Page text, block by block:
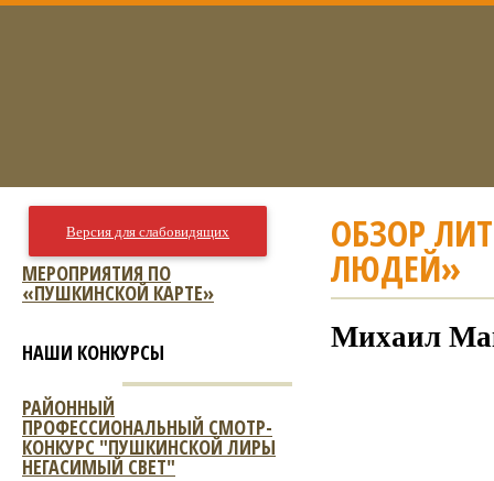
ОБЗОР
ЛЮДЕЙ»
Михаил
Версия для слабовидящих
МЕРОПРИЯТИЯ ПО
«ПУШКИНСКОЙ КАРТЕ»
НАШИ КОНКУРСЫ
РАЙОННЫЙ
ПРОФЕССИОНАЛЬНЫЙ СМОТР-
КОНКУРС "ПУШКИНСКОЙ ЛИРЫ
НЕГАСИМЫЙ СВЕТ"